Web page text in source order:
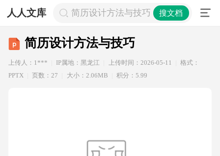
人人文库 简历设计方法与技巧 搜文档
简历设计方法与技巧
上传人：1*** IP属地：黑龙江 上传时间：2026-05-11
格式：
PPTX
页数：27 大小：2.06MB 积分：5.99